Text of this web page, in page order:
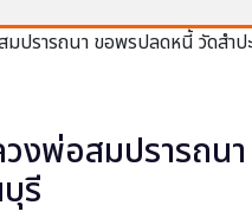
งพ่อสมปรารถน
รี